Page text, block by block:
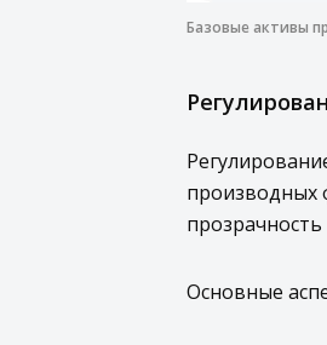
Базовые активы
производных
Основные